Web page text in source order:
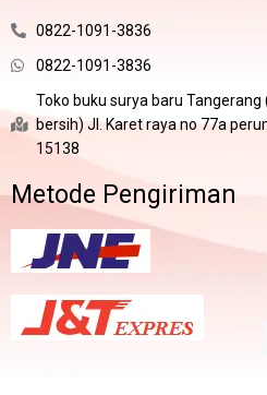
0822-1091-3836
0822-1091-3836
Toko buku surya baru
bersih) Jl. Karet raya no 77a
15138
Metode Pengiriman